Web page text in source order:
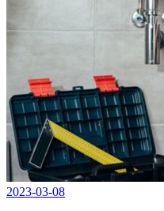
2023-03-08